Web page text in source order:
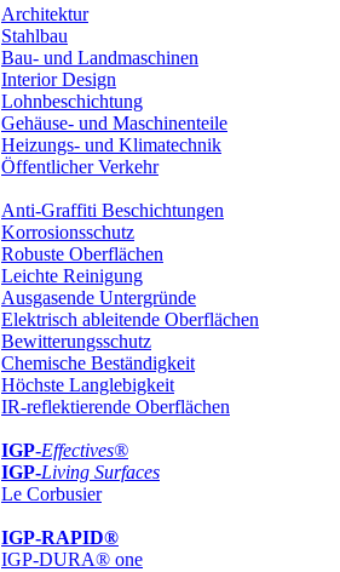
Architektur
Stahlbau
Bau- und Landmaschinen
Interior Design
Lohnbeschichtung
Gehäuse- und Maschinenteile
Heizungs- und Klimatechnik
Öffentlicher Verkehr
Anti-Graffiti Beschichtungen
Korrosionsschutz
Robuste Oberflächen
Leichte Reinigung
Ausgasende Untergründe
Elektrisch ableitende Oberflächen
Bewitterungsschutz
Chemische Beständigkeit
Höchste Langlebigkeit
IR-reflektierende Oberflächen
IGP-Effectives®
IGP-Living Surfaces
Le Corbusier
IGP-RAPID®
IGP-DURA® one